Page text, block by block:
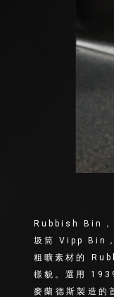
Rubbish Bin，
圾筒 Vipp Bin
粗曠素材的
樣貌。選用
麥蘭德斯製造的